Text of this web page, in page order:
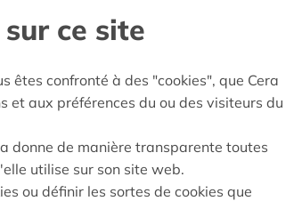
08 avril 2020
La coopérative namuroise OpenFlow a
ressources des indépendants et des PME.
sanitaire, ses membres concrétisent leurs
coordonnant la création de masques pour
ce site
êtes confronté à des "cookies", que Cera
et aux préférences du ou des visiteurs du
donne de manière transparente toutes
utilise sur son site web.
ou définir les sortes de cookies que